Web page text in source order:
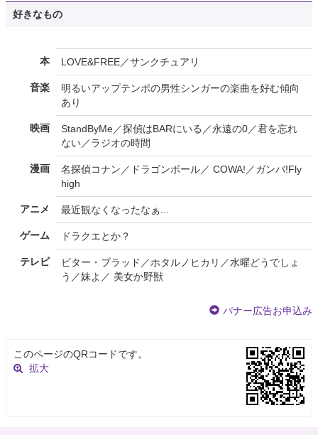
好きなもの
本 LOVE&FREE／サンクチュアリ
音楽
明るいアップテンポの男性シンガーの楽曲を好む傾向
あり
映画
StandByMe／探偵はBARにいる／永遠の0／君を忘れ
ない／ラジオの時間
漫画
名探偵コナン／ドラゴンボール／ COWA!／ガンバ!Fly
high
アニメ 最近観なくなったなぁ...
ゲーム ドラクエとか？
テレビ
ビター・ブラッド／ホタルノヒカリ／水曜どうでしょ
う／妹よ／ 美女か野獣
バナー広告お申込み
このページのQRコードです。
拡大